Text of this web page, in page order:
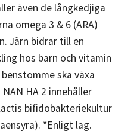
även de långkedjiga
omega 3 & 6 (ARA)
Järn bidrar till en
hos barn och vitamin
ska växa
HA 2 innehåller
bifidobakteriekultur
*Enligt lag.